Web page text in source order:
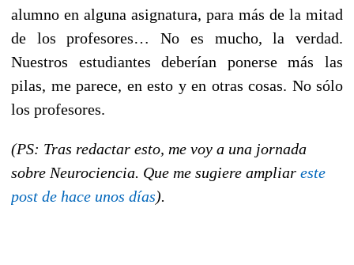
alumno en alguna asignatura, para más de la mitad
de los profesores… No es mucho, la verdad.
Nuestros estudiantes deberían ponerse más las
pilas, me parece, en esto y en otras cosas. No sólo
los profesores.
(PS: Tras redactar esto, me voy a una jornada
sobre Neurociencia. Que me sugiere ampliar este
post de hace unos días).